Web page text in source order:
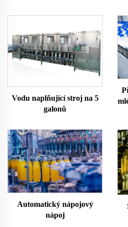
Vodu naplňující stroj na 5
galonů
Automatický nápojový
nápoj